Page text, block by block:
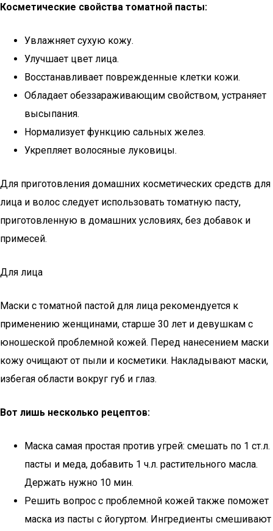
Косметические свойства томатной пасты:
Увлажняет сухую кожу.
Улучшает цвет лица.
Восстанавливает поврежденные клетки кожи.
Обладает обеззараживающим свойством, устраняет
высыпания.
Нормализует функцию сальных желез.
Укрепляет волосяные луковицы.
Для приготовления домашних косметических средств для
лица и волос следует использовать томатную пасту,
приготовленную в домашних условиях, без добавок и
примесей.
Для лица
Маски с томатной пастой для лица рекомендуется к
применению женщинами, старше 30 лет и девушкам с
юношеской проблемной кожей. Перед нанесением маски
кожу очищают от пыли и косметики. Накладывают маски,
избегая области вокруг губ и глаз.
Вот лишь несколько рецептов:
Маска самая простая против угрей: смешать по 1 ст.л.
пасты и меда, добавить 1 ч.л. растительного масла.
Держать нужно 10 мин.
Решить вопрос с проблемной кожей также поможет
маска из пасты с йогуртом. Ингредиенты смешивают